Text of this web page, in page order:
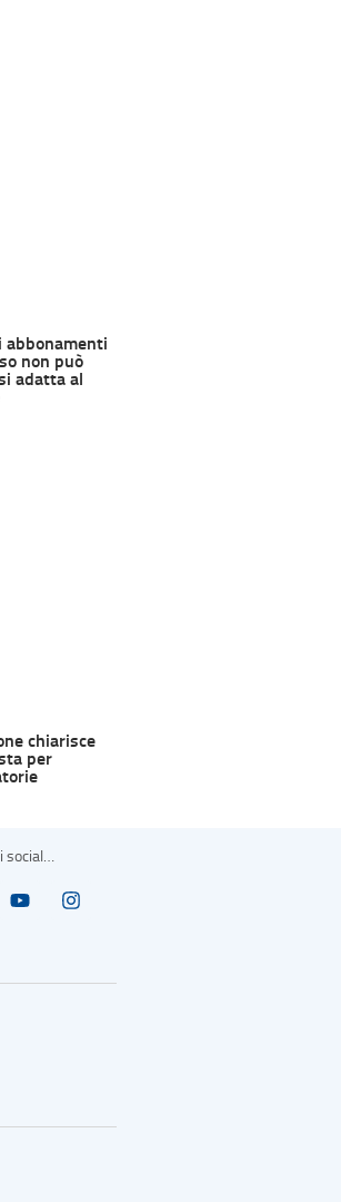
abbonamenti
non può
adatta al
chiarisce
per
social…